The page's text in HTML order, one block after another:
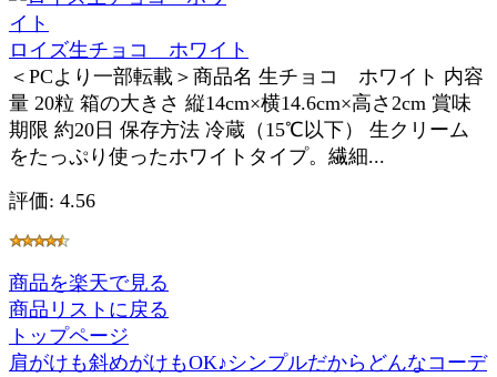
ロイズ生チョコ ホワイト
＜PCより一部転載＞商品名 生チョコ ホワイト 内容
量 20粒 箱の大きさ 縦14cm×横14.6cm×高さ2cm 賞味
期限 約20日 保存方法 冷蔵（15℃以下） 生クリーム
をたっぷり使ったホワイトタイプ。繊細...
評価: 4.56
商品を楽天で見る
商品リストに戻る
トップページ
肩がけも斜めがけもOK♪シンプルだからどんなコーデ